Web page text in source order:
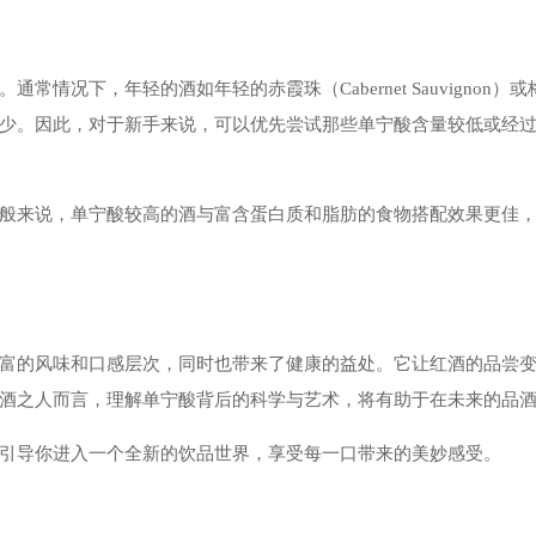
常情况下，年轻的酒如年轻的赤霞珠（Cabernet Sauvignon）
。因此，对于新手来说，可以优先尝试那些单宁酸含量较低或经
来说，单宁酸较高的酒与富含蛋白质和脂肪的食物搭配效果更佳
的风味和口感层次，同时也带来了健康的益处。它让红酒的品尝
之人而言，理解单宁酸背后的科学与艺术，将有助于在未来的品
你进入一个全新的饮品世界，享受每一口带来的美妙感受。